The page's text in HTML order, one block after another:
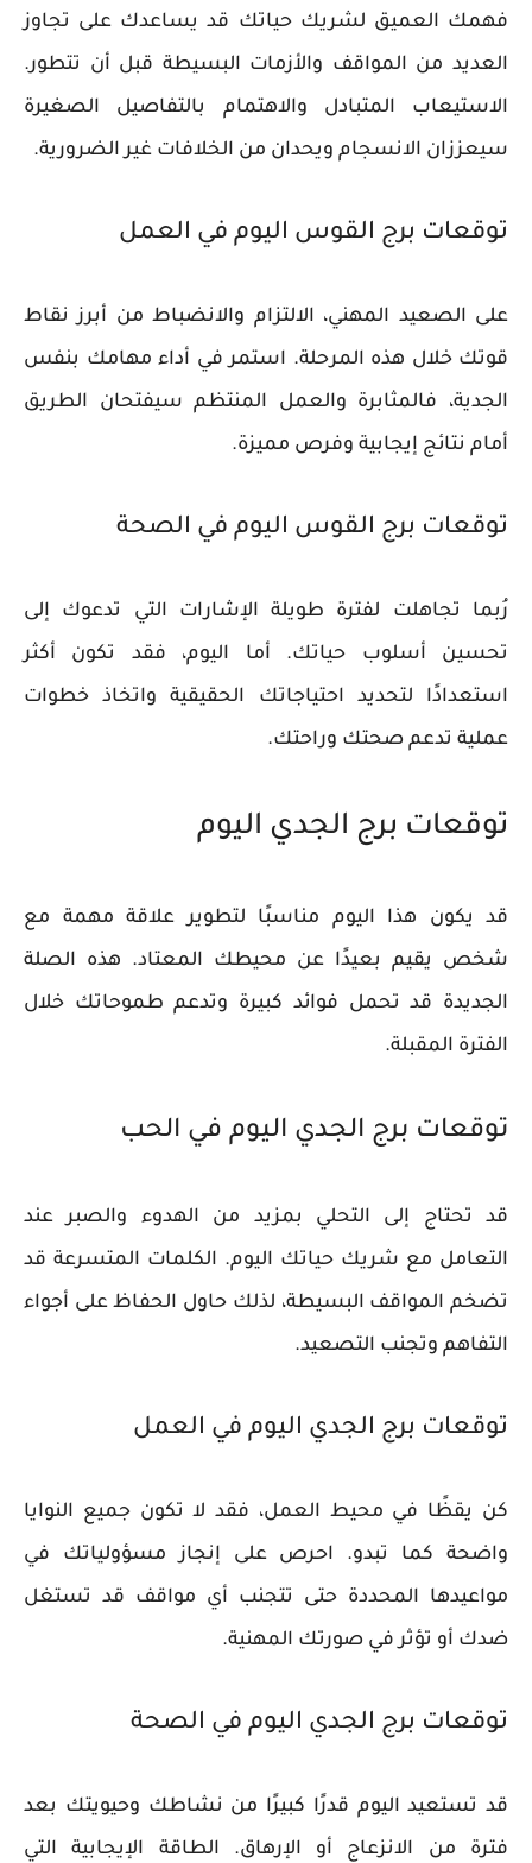
فهمك العميق لشريك حياتك قد يساعدك على تجاوز
العديد من المواقف والأزمات البسيطة قبل أن تتطور.
الاستيعاب المتبادل والاهتمام بالتفاصيل الصغيرة
سيعززان الانسجام ويحدان من الخلافات غير الضرورية.
توقعات برج القوس اليوم في العمل
على الصعيد المهني، الالتزام والانضباط من أبرز نقاط
قوتك خلال هذه المرحلة. استمر في أداء مهامك بنفس
الجدية، فالمثابرة والعمل المنتظم سيفتحان الطريق
أمام نتائج إيجابية وفرص مميزة.
توقعات برج القوس اليوم في الصحة
رُبما تجاهلت لفترة طويلة الإشارات التي تدعوك إلى
تحسين أسلوب حياتك. أما اليوم، فقد تكون أكثر
استعدادًا لتحديد احتياجاتك الحقيقية واتخاذ خطوات
عملية تدعم صحتك وراحتك.
توقعات برج الجدي اليوم
قد يكون هذا اليوم مناسبًا لتطوير علاقة مهمة مع
شخص يقيم بعيدًا عن محيطك المعتاد. هذه الصلة
الجديدة قد تحمل فوائد كبيرة وتدعم طموحاتك خلال
الفترة المقبلة.
توقعات برج الجدي اليوم في الحب
قد تحتاج إلى التحلي بمزيد من الهدوء والصبر عند
التعامل مع شريك حياتك اليوم. الكلمات المتسرعة قد
تضخم المواقف البسيطة، لذلك حاول الحفاظ على أجواء
التفاهم وتجنب التصعيد.
توقعات برج الجدي اليوم في العمل
كن يقظًا في محيط العمل، فقد لا تكون جميع النوايا
واضحة كما تبدو. احرص على إنجاز مسؤولياتك في
مواعيدها المحددة حتى تتجنب أي مواقف قد تستغل
ضدك أو تؤثر في صورتك المهنية.
توقعات برج الجدي اليوم في الصحة
قد تستعيد اليوم قدرًا كبيرًا من نشاطك وحيويتك بعد
فترة من الانزعاج أو الإرهاق. الطاقة الإيجابية التي